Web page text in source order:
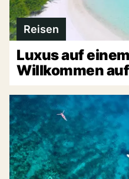
Reisen
Luxus auf
Willkommen